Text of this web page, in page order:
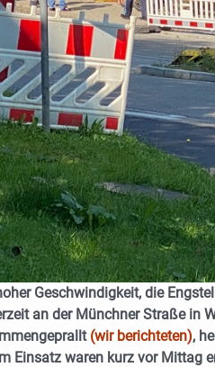
Geschwindigkeit, die
an der Münchner Straße in
(wir berichteten),
Einsatz waren kurz vor Mittag